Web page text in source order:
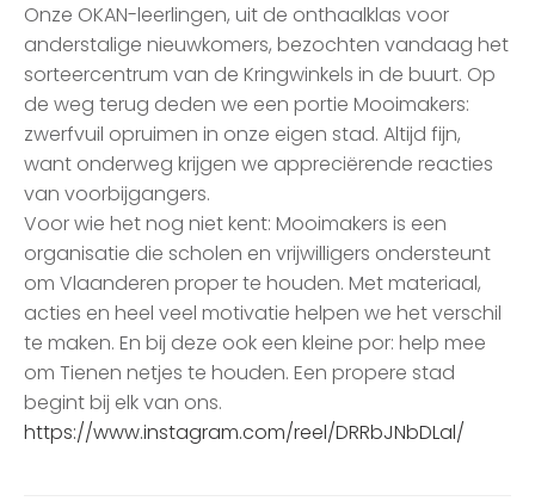
Onze OKAN-leerlingen, uit de onthaalklas voor
anderstalige nieuwkomers, bezochten vandaag het
sorteercentrum van de Kringwinkels in de buurt. Op
de weg terug deden we een portie Mooimakers:
zwerfvuil opruimen in onze eigen stad. Altijd fijn,
want onderweg krijgen we appreciërende reacties
van voorbijgangers.
Voor wie het nog niet kent: Mooimakers is een
organisatie die scholen en vrijwilligers ondersteunt
om Vlaanderen proper te houden. Met materiaal,
acties en heel veel motivatie helpen we het verschil
te maken. En bij deze ook een kleine por: help mee
om Tienen netjes te houden. Een propere stad
begint bij elk van ons.
https://www.instagram.com/reel/DRRbJNbDLal/